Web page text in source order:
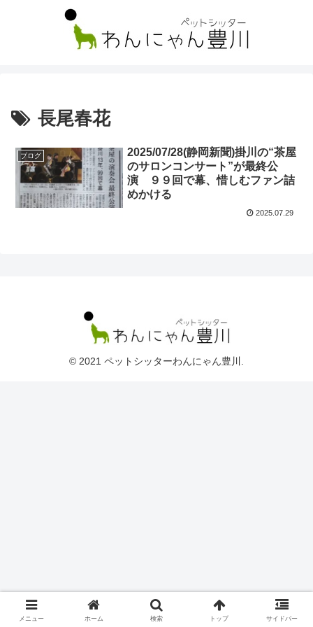
長尾春花
ブログ
2025/07/28(静岡新聞)掛川の“茶屋
のサロンコンサート”が最終公
演 ９９回で幕、惜しむファン詰
めかける
2025.07.29
© 2021 ペットシッターわんにゃん豊川.
メニュー ホーム 検索 トップ サイドバー